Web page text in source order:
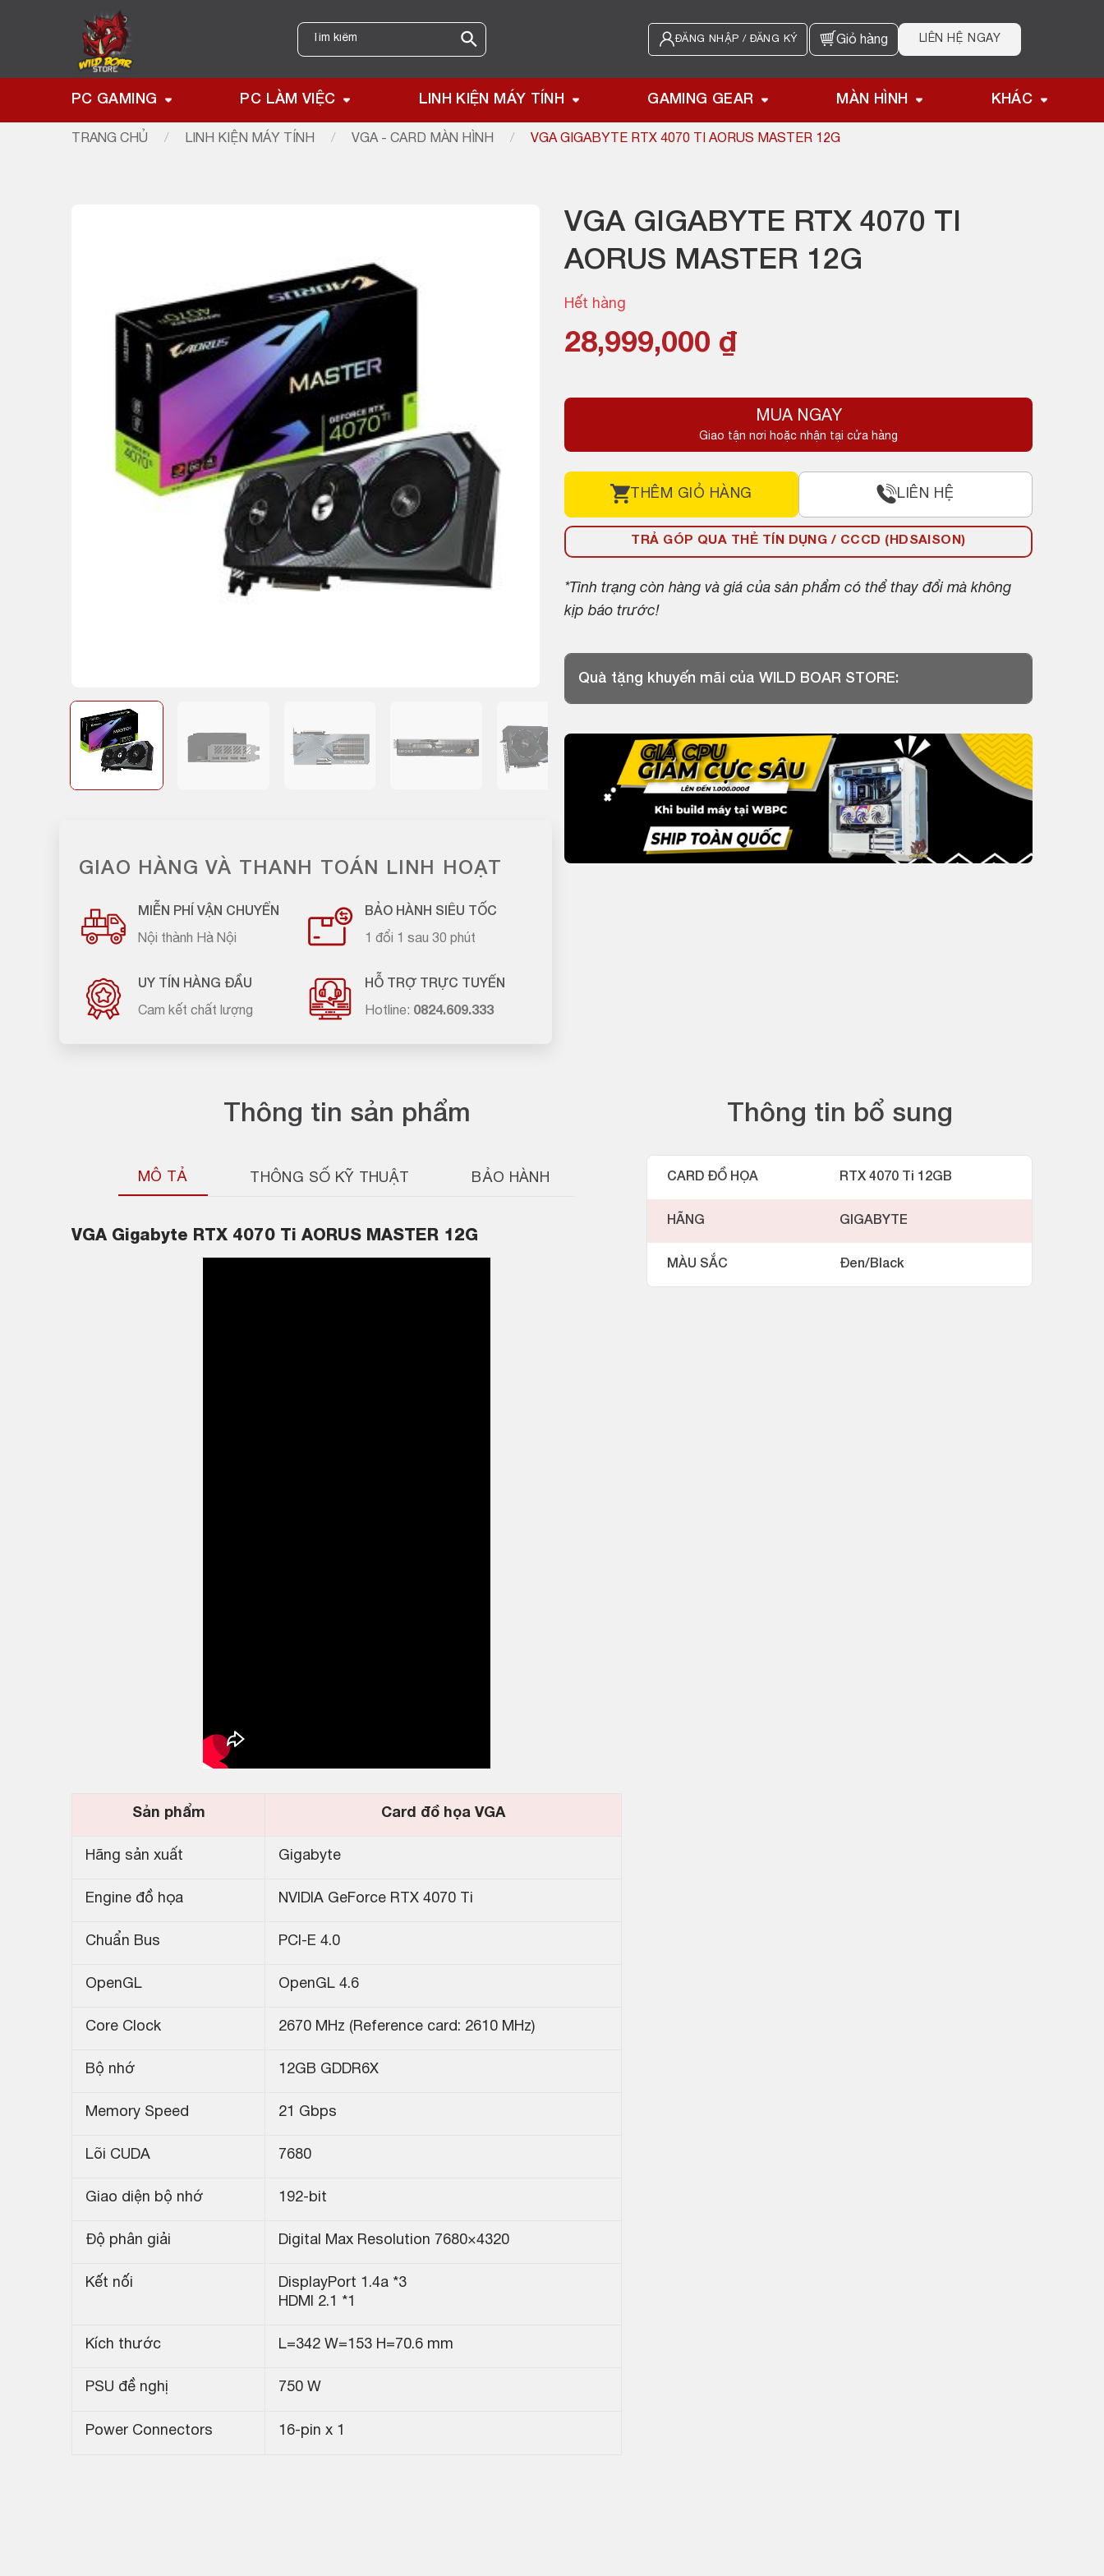
Tìm
kiếm:
ĐĂNG NHẬP / ĐĂNG KÝ Giỏ hàng LIÊN HỆ NGAY
PC GAMING PC LÀM VIỆC LINH KIỆN MÁY TÍNH GAMING GEAR MÀN HÌNH KHÁC
TRANG CHỦ / LINH KIỆN MÁY TÍNH / VGA - CARD MÀN HÌNH / VGA GIGABYTE RTX 4070 TI AORUS MASTER 12G
GIAO HÀNG VÀ THANH TOÁN LINH HOẠT
MIỄN PHÍ VẬN CHUYỂN
Nội thành Hà Nội
BẢO HÀNH SIÊU TỐC
1 đổi 1 sau 30 phút
UY TÍN HÀNG ĐẦU
Cam kết chất lượng
HỖ TRỢ TRỰC TUYẾN
Hotline: 0824.609.333
VGA GIGABYTE RTX 4070 TI
AORUS MASTER 12G
Hết hàng
28,999,000 ₫
MUA NGAY
Giao tận nơi hoặc nhận tại cửa hàng
THÊM GIỎ HÀNG LIÊN HỆ
TRẢ GÓP QUA THẺ TÍN DỤNG / CCCD (HDSAISON)
*Tình trạng còn hàng và giá của sản phẩm có thể thay đổi mà không
kịp báo trước!
Quà tặng khuyến mãi của WILD BOAR STORE:
Thông tin sản phẩm
MÔ TẢ THÔNG SỐ KỸ THUẬT BẢO HÀNH
VGA Gigabyte RTX 4070 Ti AORUS MASTER 12G
Sản phẩm Card đồ họa VGA
Hãng sản xuất Gigabyte
Engine đồ họa NVIDIA GeForce RTX 4070 Ti
Chuẩn Bus PCI-E 4.0
OpenGL OpenGL 4.6
Core Clock 2670 MHz (Reference card: 2610 MHz)
Bộ nhớ 12GB GDDR6X
Memory Speed 21 Gbps
Lõi CUDA 7680
Giao diện bộ nhớ 192-bit
Độ phân giải Digital Max Resolution 7680×4320
Kết nối
DisplayPort 1.4a *3
HDMI 2.1 *1
Kích thước L=342 W=153 H=70.6 mm
PSU đề nghị 750 W
Power Connectors 16-pin x 1
Thông tin bổ sung
CARD ĐỒ HỌA RTX 4070 Ti 12GB
HÃNG GIGABYTE
MÀU SẮC Đen/Black